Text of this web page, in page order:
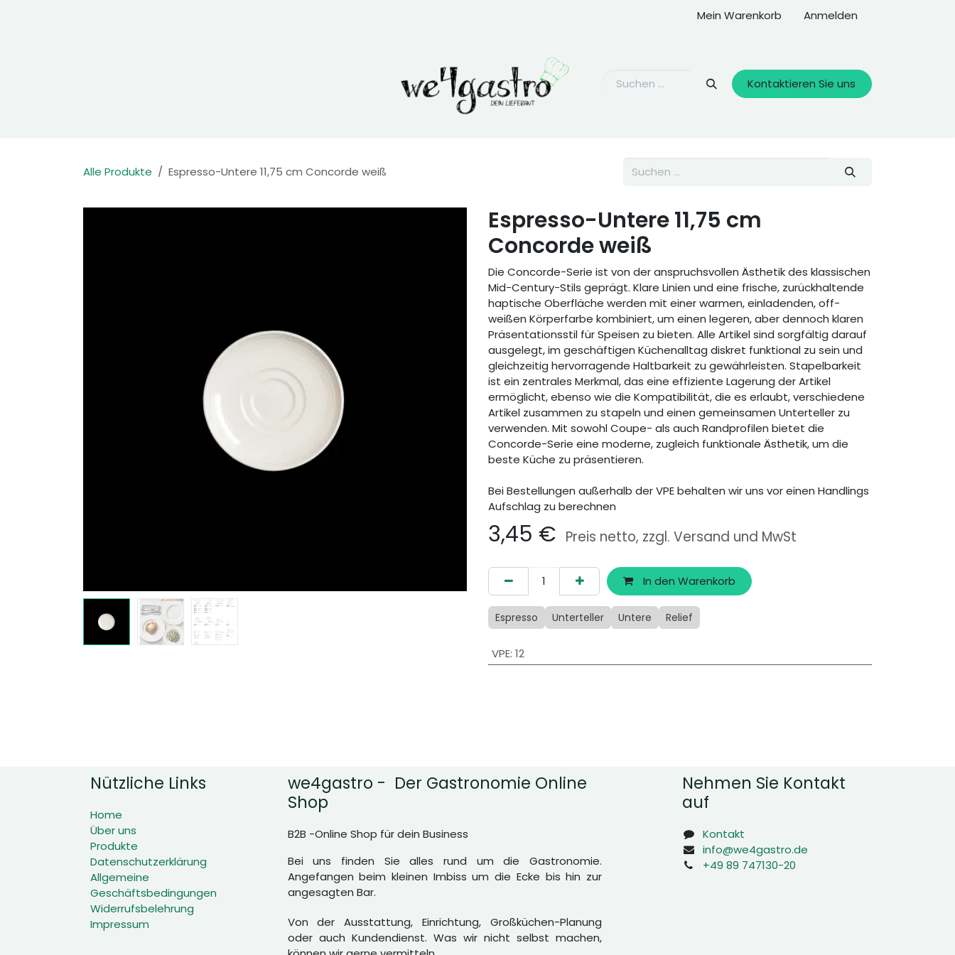
Mein Warenkorb Anmelden
Kontaktieren Sie uns
Alle Produkte Espresso-Untere 11,75 cm Concorde weiß
Espresso-Untere 11,75 cm
Concorde weiß
Die Concorde-Serie ist von der anspruchsvollen Ästhetik des klassischen
Mid-Century-Stils geprägt. Klare Linien und eine frische, zurückhaltende
haptische Oberfläche werden mit einer warmen, einladenden, off-
weißen Körperfarbe kombiniert, um einen legeren, aber dennoch klaren
Präsentationsstil für Speisen zu bieten. Alle Artikel sind sorgfältig darauf
ausgelegt, im geschäftigen Küchenalltag diskret funktional zu sein und
gleichzeitig hervorragende Haltbarkeit zu gewährleisten. Stapelbarkeit
ist ein zentrales Merkmal, das eine effiziente Lagerung der Artikel
ermöglicht, ebenso wie die Kompatibilität, die es erlaubt, verschiedene
Artikel zusammen zu stapeln und einen gemeinsamen Unterteller zu
verwenden. Mit sowohl Coupe- als auch Randprofilen bietet die
Concorde-Serie eine moderne, zugleich funktionale Ästhetik, um die
beste Küche zu präsentieren.
Bei Bestellungen außerhalb der VPE behalten wir uns vor einen Handlings
Aufschlag zu berechnen
3,45 € Preis netto, zzgl. Versand und MwSt
In den Warenkorb
Espresso Unterteller Untere Relief
VPE: 12
Nützliche Links
Home
Über uns
Produkte
Datenschutzerklärung
Allgemeine
Geschäftsbedingungen
Widerrufsbelehrung
Impressum
we4gastro - Der Gastronomie Online
Shop
B2B -Online Shop für dein Business
Bei uns finden Sie alles rund um die Gastronomie.
Angefangen beim kleinen Imbiss um die Ecke bis hin zur
angesagten Bar.
Von der Ausstattung, Einrichtung, Großküchen-Planung
oder auch Kundendienst. Was wir nicht selbst machen,
Nehmen Sie Kontakt
auf
Kontakt
info@we4gastro.de
+49 89 747130-20